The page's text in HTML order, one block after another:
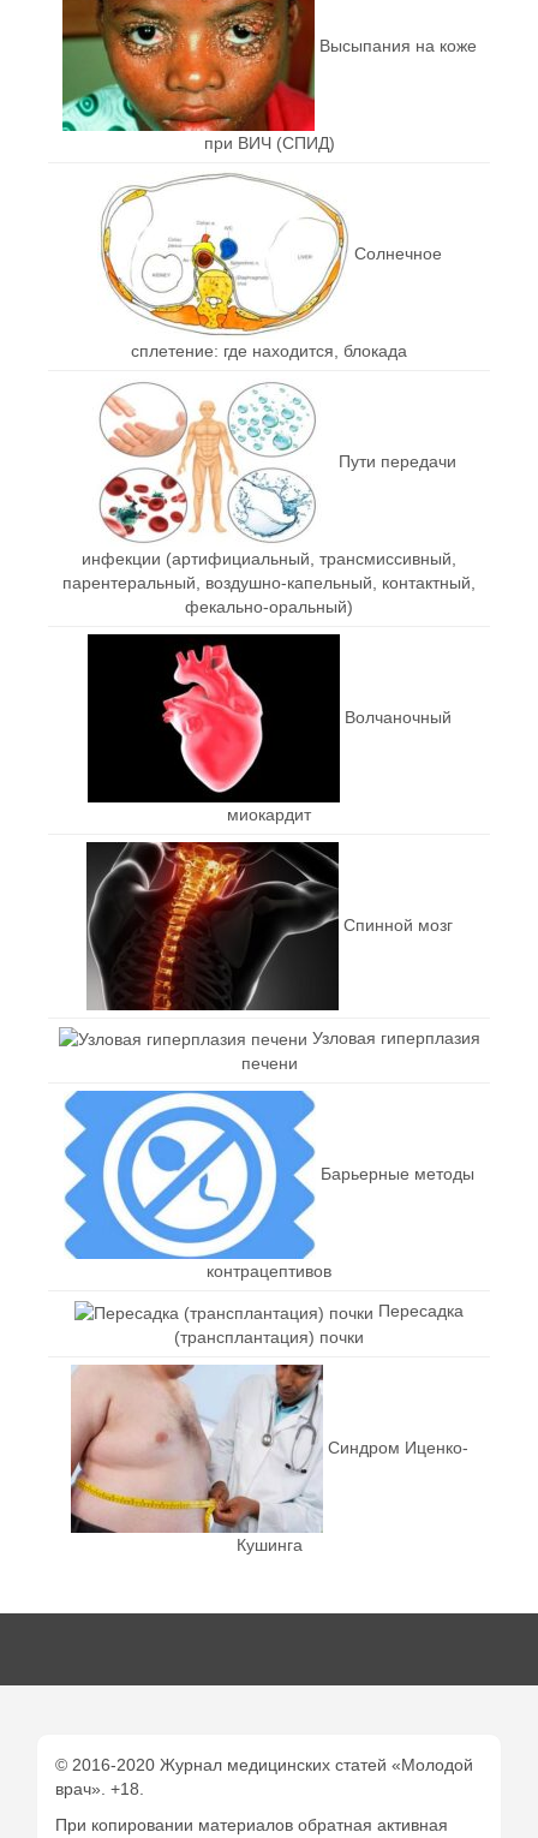
Высыпания на коже
при ВИЧ (СПИД)
Солнечное
сплетение: где находится, блокада
Пути передачи
инфекции (артифициальный, трансмиссивный,
парентеральный, воздушно-капельный, контактный,
фекально-оральный)
Волчаночный
миокардит
Спинной мозг
Узловая гиперплазия
печени
Барьерные методы
контрацептивов
Пересадка
(трансплантация) почки
Синдром Иценко-
Кушинга
© 2016-2020 Журнал медицинских статей «Молодой
врач». +18.
При копировании материалов обратная активная